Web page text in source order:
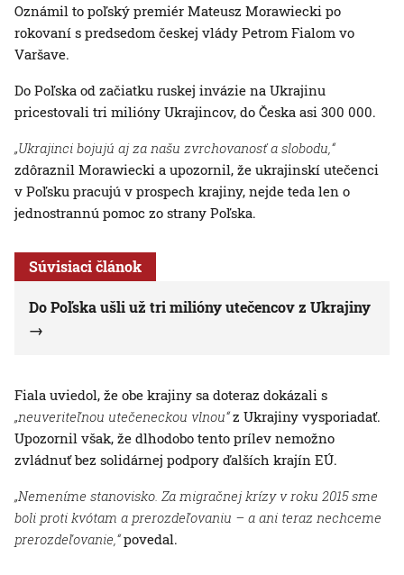
Oznámil to poľský premiér Mateusz Morawiecki po
rokovaní s predsedom českej vlády Petrom Fialom vo
Varšave.
Do Poľska od začiatku ruskej invázie na Ukrajinu
pricestovali tri milióny Ukrajincov, do Česka asi 300 000.
„Ukrajinci bojujú aj za našu zvrchovanosť a slobodu,“
zdôraznil Morawiecki a upozornil, že ukrajinskí utečenci
v Poľsku pracujú v prospech krajiny, nejde teda len o
jednostrannú pomoc zo strany Poľska.
Súvisiaci článok
Do Poľska ušli už tri milióny utečencov z Ukrajiny
Fiala uviedol, že obe krajiny sa doteraz dokázali s
„neuveriteľnou utečeneckou vlnou“z Ukrajiny vysporiadať.
Upozornil však, že dlhodobo tento prílev nemožno
zvládnuť bez solidárnej podpory ďalších krajín EÚ.
„Nemeníme stanovisko. Za migračnej krízy v roku 2015 sme
boli proti kvótam a prerozdeľovaniu – a ani teraz nechceme
prerozdeľovanie,“povedal.